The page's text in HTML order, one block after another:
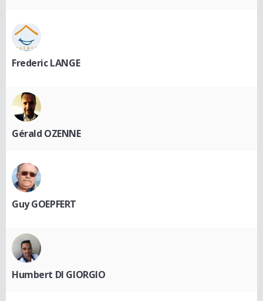
Frederic LANGE
Gérald OZENNE
Guy GOEPFERT
Humbert DI GIORGIO